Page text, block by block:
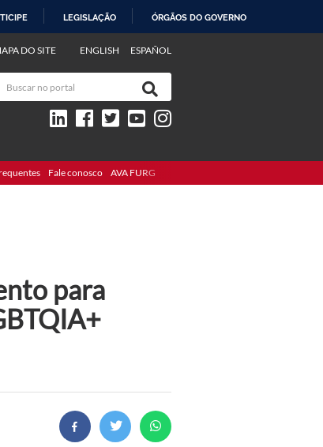
LEGISLAÇÃO ÓRGÃOS DO GOVERNO
ENGLISH ESPAÑOL
DO SITE
Fale conosco AVA FURG
para